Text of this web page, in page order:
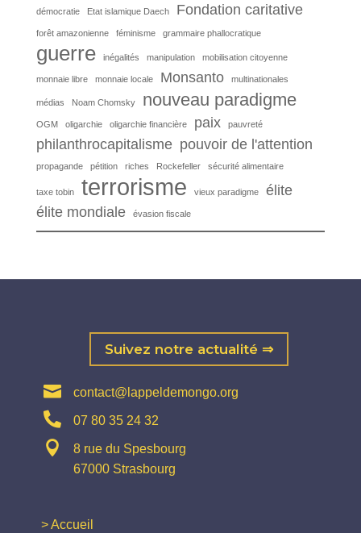
démocratie Etat islamique Daech Fondation caritative
forêt amazonienne féminisme grammaire phallocratique
guerre inégalités manipulation mobilisation citoyenne
monnaie libre monnaie locale Monsanto multinationales
médias Noam Chomsky nouveau paradigme
OGM oligarchie oligarchie financière paix pauvreté
philanthrocapitalisme pouvoir de l'attention
propagande pétition riches Rockefeller sécurité alimentaire
taxe tobin terrorisme vieux paradigme
élite
élite mondiale
évasion fiscale
Suivez notre actualité ⇒
 contact@lappeldemongo.org
 07 80 35 24 32

8 rue du Spesbourg
67000 Strasbourg
> Accueil